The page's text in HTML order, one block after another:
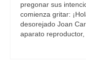
pregonar sus
comienza gritar:
desorejado Joan
aparato